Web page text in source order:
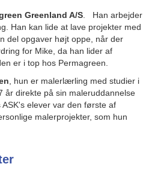
Greenland A/S.
Han arbejder
Han kan lide at lave projekter med
del opgaver højt oppe, når der
for Mike, da han lider af
er i top hos Permagreen.
, hun er malerlærling med studier i
år direkte på sin maleruddannelse
elever var den første af
malerprojekter, som hun